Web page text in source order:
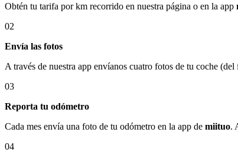
Obtén tu tarifa por km recorrido en nuestra página o en la app
02
Envía las fotos
A través de nuestra app envíanos cuatro fotos de tu coche
03
Reporta tu odómetro
Cada mes envía una foto de tu odómetro en la app de miituo.
04